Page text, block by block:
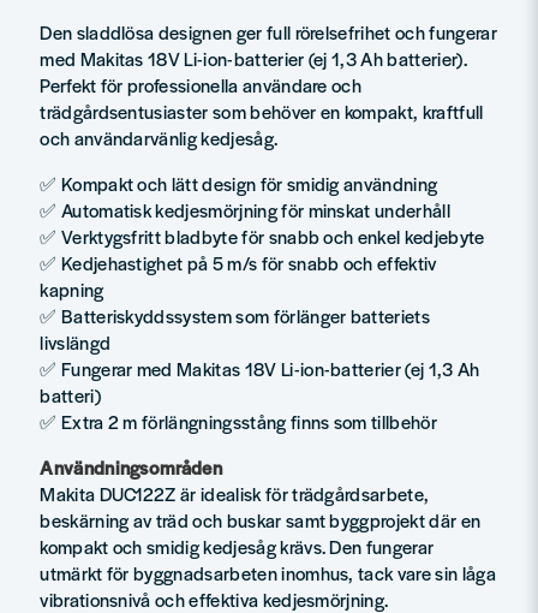
Den sladdlösa designen ger full rörelsefrihet och fungerar
med Makitas 18V Li-ion-batterier (ej 1,3 Ah batterier).
Perfekt för professionella användare och
trädgårdsentusiaster som behöver en kompakt, kraftfull
och användarvänlig kedjesåg.
✅ Kompakt och lätt design för smidig användning
✅ Automatisk kedjesmörjning för minskat underhåll
✅ Verktygsfritt bladbyte för snabb och enkel kedjebyte
✅ Kedjehastighet på 5 m/s för snabb och effektiv
kapning
✅ Batteriskyddssystem som förlänger batteriets
livslängd
✅ Fungerar med Makitas 18V Li-ion-batterier (ej 1,3 Ah
batteri)
✅ Extra 2 m förlängningsstång finns som tillbehör
Användningsområden
Makita DUC122Z är idealisk för trädgårdsarbete,
beskärning av träd och buskar samt byggprojekt där en
kompakt och smidig kedjesåg krävs. Den fungerar
utmärkt för byggnadsarbeten inomhus, tack vare sin låga
vibrationsnivå och effektiva kedjesmörjning.